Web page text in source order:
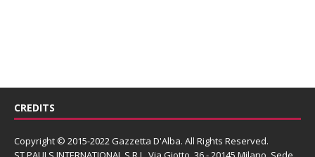
CREDITS
Copyright © 2015-2022 Gazzetta D'Alba. All Rights Reserved.